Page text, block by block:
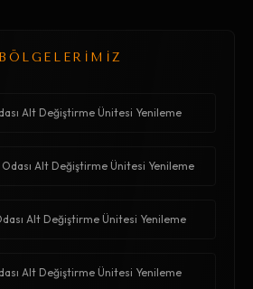
Alt Değiştirme Ünitesi Yenileme
Alt Değiştirme Ünitesi Yenileme
Alt Değiştirme Ünitesi Yenileme
Alt Değiştirme Ünitesi Yenileme